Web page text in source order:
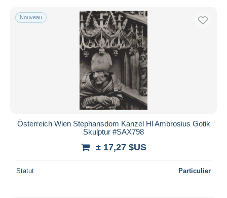
Nouveau
Österreich Wien Stephansdom Kanzel Hl Ambrosius Gotik
Skulptur #SAX798
± 17,27 $US
Statut Particulier